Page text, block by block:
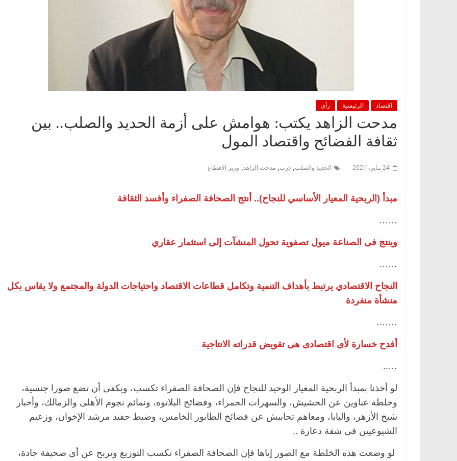
اقتصاد الرئيسية رأي
مدحت الزاهد يكتب: هوامش على أزمة الحديد والصلب.. بين
ثقافة الفضائح واقتصاد المول
24 يناير، 2021 الحديد والصلب, درب, مدحت الزاهد, وزير الاقطاع
مبدأ (الربحية المعيار الأساسي للنجاح).. أنتج الصحافة الصفراء وأفسد الثقافة
……
وينتج فى الصناعة ميول تصفوية تحول المنشآت إلى استثمار عقاري
……
النجاح الاقتصادي يرتبط بأهداف التنمية وتكامل قطاعات الاقتصاد واحتياجات الدولة والمجتمع ولا يقاس بكل
منشأة منفردة
…….
أفدح خسارة لأى اقتصادى هى تقويض قدراته الانتاجية
…..
لو أخذنا بمبدأ الربحية المعيار الوحيد للنجاح فإن الصحافة الصفراء تكسب، ويكفى أن تضع صورا جنسية،
وخلطة عناوين عن الحشيش، والسهرات الحمراء، وفضائح البلاتوه، ونمائم نجوم الأهلى والزمالك، وأخبار
شيخ الأزهر، والبابا، ومعاهم تحابيش عن فضائح الطابور الخامس، وضبط حفيد مرشد الإخوان، وزعيم
الشيوعيين فى شقة دعارة ..
لو وضعت هذه الخلطة مع الصور إياها فإن الصحافة الصفراء تكسب التوزيع وتربح عن أى صحيفة جادة،